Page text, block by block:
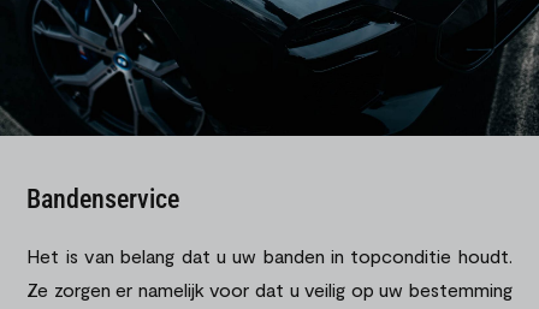
Bandenservice
Het is van belang dat u uw banden in topconditie houdt.
Ze zorgen er namelijk voor dat u veilig op uw bestemming